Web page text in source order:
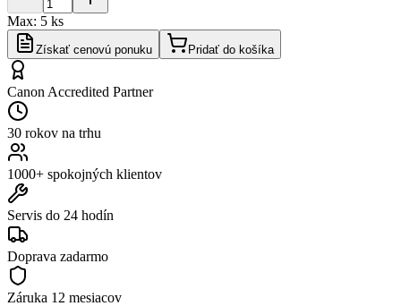
Max: 5 ks
Získať cenovú ponuku Pridať do košíka
Canon Accredited Partner
30 rokov na trhu
1000+ spokojných klientov
Servis do 24 hodín
Doprava zadarmo
Záruka 12 mesiacov